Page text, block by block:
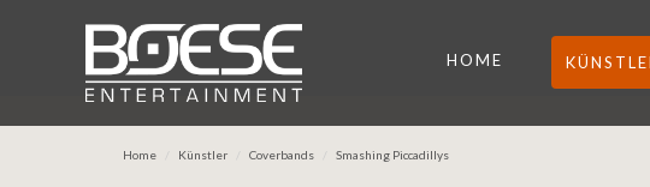
HOME
Home Künstler Coverbands Smashing Piccadillys